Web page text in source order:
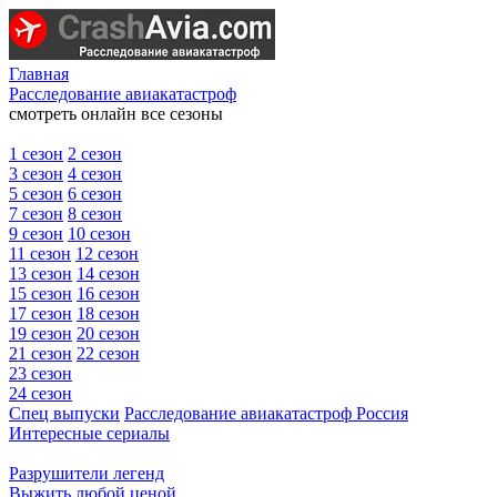
Главная
Расследование авиакатастроф
смотреть онлайн все сезоны
1 сезон 2 сезон
3 сезон 4 сезон
5 сезон 6 сезон
7 сезон 8 сезон
9 сезон 10 сезон
11 сезон 12 сезон
13 сезон 14 сезон
15 сезон 16 сезон
17 сезон 18 сезон
19 сезон 20 сезон
21 сезон 22 сезон
23 сезон
24 сезон
Спец выпуски Расследование авиакатастроф Россия
Интересные сериалы
Разрушители легенд
Выжить любой ценой